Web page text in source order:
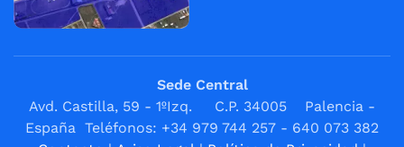
Sede Central
Avd. Castilla, 59 - 1ºIzq. C.P. 34005 Palencia -
España Teléfonos: +34 979 744 257 - 640 073 382